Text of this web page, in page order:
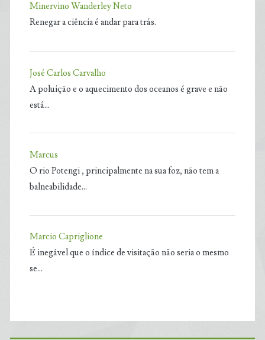
Minervino Wanderley Neto
Renegar a ciência é andar para trás.
José Carlos Carvalho
A poluição e o aquecimento dos oceanos é grave e não
está…
Marcus
O rio Potengi , principalmente na sua foz, não tem a
balneabilidade…
Marcio Capriglione
É inegável que o índice de visitação não seria o mesmo
se…